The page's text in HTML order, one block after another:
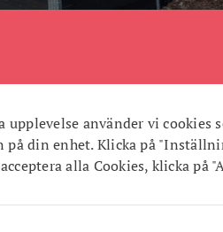
med upprustning av
som nu står helt klar.
och modernisera
lyckade renoveringen utsågs
inom bolaget också
upplevelse använder vi cookies
din enhet. Klicka på
alla Cookies, klicka på